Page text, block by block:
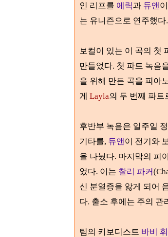
인 리프를 에릭과 듀앤
는 유니즌으로 연주했다.
보컬이 있는 이 곡의 첫
만들었다. 첫 파트 녹음
을 위해 만든 곡을 피아
게 Layla의 두 번째 파트
후반부 녹음은 일주일
기타를, 듀앤이 전기와
을 나눴다. 마지막의 피
었다. 이는 찰리 파커
신 분열증을 앓게 되어
다. 출소 후에는 주의 관
팀의 키보디스트 바비